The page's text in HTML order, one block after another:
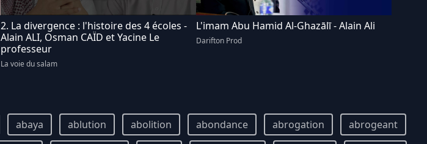
2. La divergence : l'histoire des 4 écoles -
Alain ALI, Osman CAÏD et Yacine Le
professeur
La voie du salam
L'imam Abu Hamid Al-Ghazālī - Alain Ali
Darifton Prod
abaya ablution abolition abondance abrogation
abrogeant